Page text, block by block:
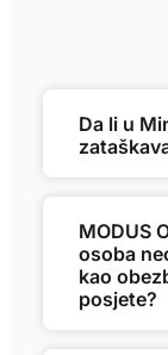
Da li u
MODUS
osoba
kao
posjete?